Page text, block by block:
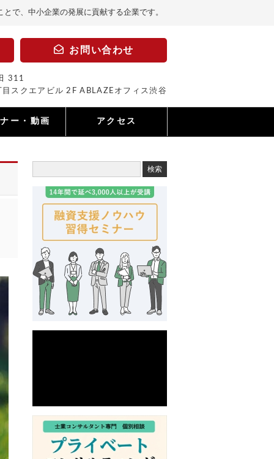
で、中小企業の発展に貢献する企業です。
お問い合わせ
311
スクエアビル 2F ABLAZEオフィス渋谷
ー・動画 アクセス